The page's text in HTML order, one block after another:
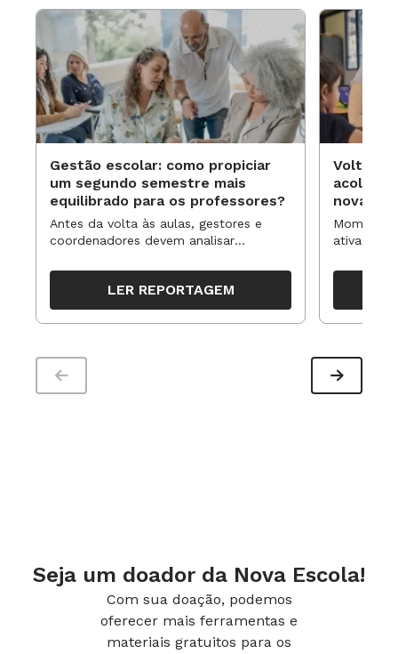
Gestão escolar: como propiciar
um segundo semestre mais
equilibrado para os professores?
Antes da volta às aulas, gestores e
coordenadores devem analisar
organizar ações para orientar o
trabalho pedagógico ao longo do
período
LER REPORTAGEM
Volta às
novas
ativa
propostas
Seja um doador da Nova Escola!
Com sua doação, podemos
oferecer mais ferramentas e
materiais gratuitos para os